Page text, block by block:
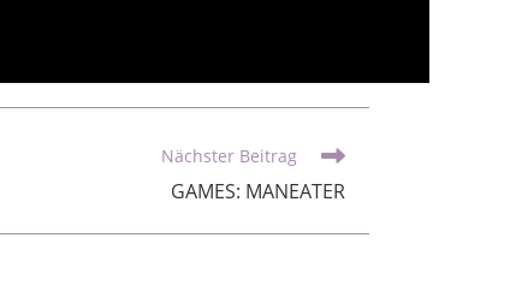
Nächster Beitrag
GAMES: MANEATER